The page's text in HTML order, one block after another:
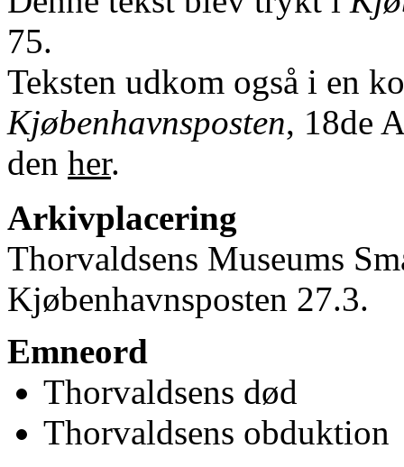
75.
Teksten udkom også i en
Kjøbenhavnsposten, 18de
den her.
Arkivplacering
Thorvaldsens Museums
Kjøbenhavnsposten 27.3.
Emneord
Thorvaldsens død
Thorvaldsens obduktion